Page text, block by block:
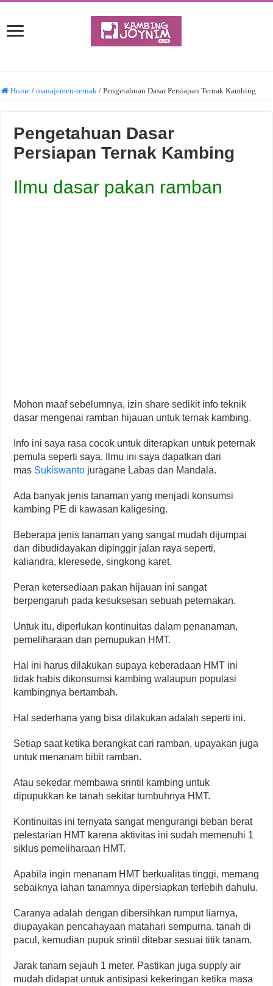
Home / manajemen-ternak / Pengetahuan Dasar Persiapan Ternak Kambing
Pengetahuan Dasar
Persiapan Ternak Kambing
Ilmu dasar pakan ramban
Mohon maaf sebelumnya, izin share sedikit info teknik
dasar mengenai ramban hijauan untuk ternak kambing.
Info ini saya rasa cocok untuk diterapkan untuk peternak
pemula seperti saya. Ilmu ini saya dapatkan dari
mas Sukiswanto juragane Labas dan Mandala.
Ada banyak jenis tanaman yang menjadi konsumsi
kambing PE di kawasan kaligesing.
Beberapa jenis tanaman yang sangat mudah dijumpai
dan dibudidayakan dipinggir jalan raya seperti,
kaliandra, kleresede, singkong karet.
Peran ketersediaan pakan hijauan ini sangat
berpengaruh pada kesuksesan sebuah peternakan.
Untuk itu, diperlukan kontinuitas dalam penanaman,
pemeliharaan dan pemupukan HMT.
Hal ini harus dilakukan supaya keberadaan HMT ini
tidak habis dikonsumsi kambing walaupun populasi
kambingnya bertambah.
Hal sederhana yang bisa dilakukan adalah seperti ini.
Setiap saat ketika berangkat cari ramban, upayakan juga
untuk menanam bibit ramban.
Atau sekedar membawa srintil kambing untuk
dipupukkan ke tanah sekitar tumbuhnya HMT.
Kontinuitas ini ternyata sangat mengurangi beban berat
pelestarian HMT karena aktivitas ini sudah memenuhi 1
siklus pemeliharaan HMT.
Apabila ingin menanam HMT berkualitas tinggi, memang
sebaiknya lahan tanamnya dipersiapkan terlebih dahulu.
Caranya adalah dengan dibersihkan rumput liarnya,
diupayakan pencahayaan matahari sempurna, tanah di
pacul, kemudian pupuk srintil ditebar sesuai titik tanam.
Jarak tanam sejauh 1 meter. Pastikan juga supply air
mudah didapat untuk antisipasi kekeringan ketika masa